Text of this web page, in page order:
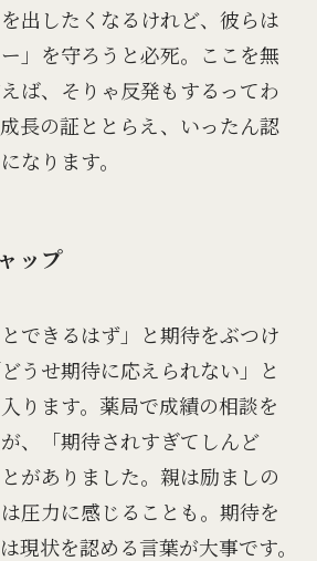
出したくなるけれど、彼らは
ー」を守ろうと必死。ここを無
ば、そりゃ反発もするってわ
長の証ととらえ、いったん認
なります。
ップ
とできるはず」と期待をぶつけ
うせ期待に応えられない」と
ります。薬局で成績の相談を
、「期待されすぎてしんど
がありました。親は励ましの
圧力に感じることも。期待を
現状を認める言葉が大事です。